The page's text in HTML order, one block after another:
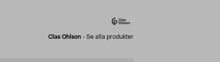
Clas Ohlson - Se alla produkter